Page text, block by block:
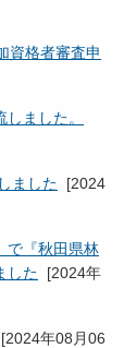
資格者審査申
ました。
ました [2024
で『秋田県林
した [2024年
[2024年08月06